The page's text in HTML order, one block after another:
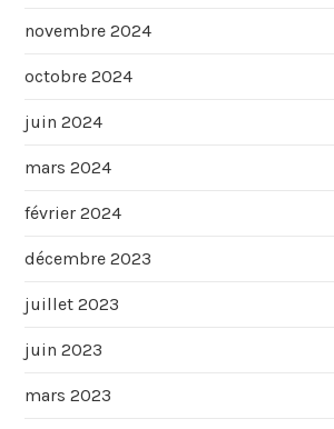
novembre 2024
octobre 2024
juin 2024
mars 2024
février 2024
décembre 2023
juillet 2023
juin 2023
mars 2023